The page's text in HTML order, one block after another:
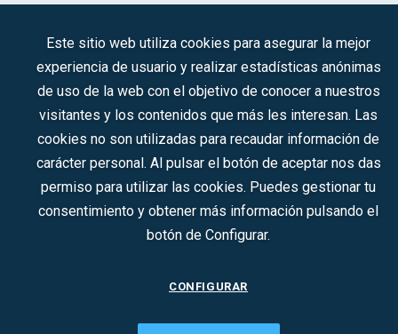
CONTACTO
2022 © DTI · Todos los derechos reservados ·Aviso legal·
Política de privacidad·Política de Cookies
Este sitio web utiliza cookies para asegurar la mejor
experiencia de usuario y realizar estadísticas anónimas
de uso de la web con el objetivo de conocer a nuestros
visitantes y los contenidos que más les interesan. Las
cookies no son utilizadas para recaudar información de
carácter personal. Al pulsar el botón de aceptar nos das
permiso para utilizar las cookies. Puedes gestionar tu
consentimiento y obtener más información pulsando el
botón de Configurar.
CONFIGURAR